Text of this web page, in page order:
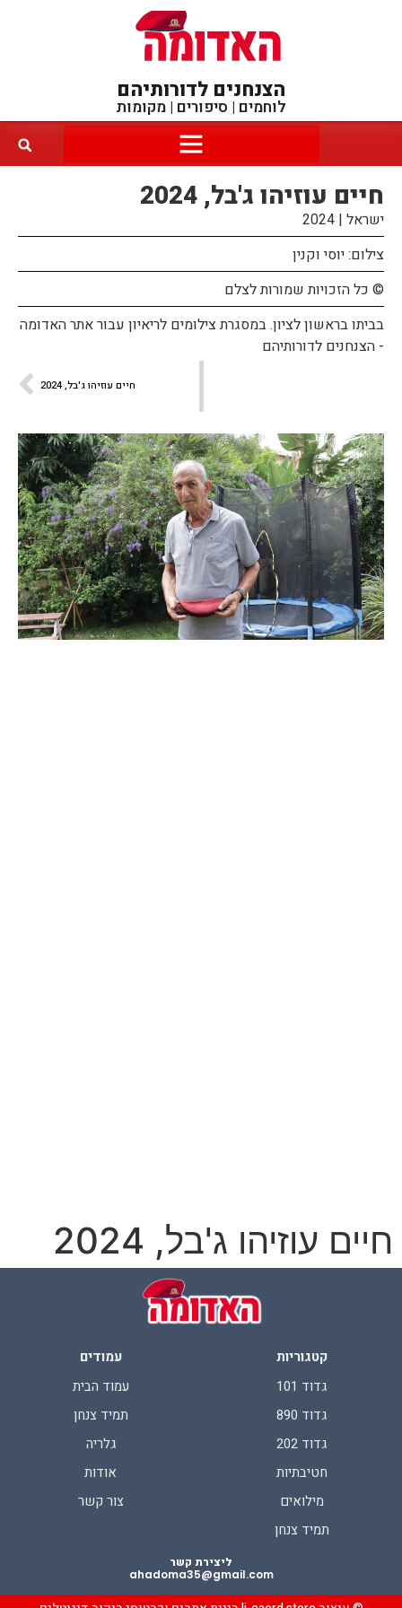
הצנחנים לדורותיהם
לוחמים | סיפורים | מקומות
חיים עוזיהו ג'בל, 2024
ישראל | 2024
צילום: יוסי וקנין
© כל הזכויות שמורות לצלם
בביתו בראשון לציון. במסגרת צילומים לריאיון עבור אתר האדומה
- הצנחנים לדורותיהם
חיים עוזיהו ג'בל, 2024
חיים עוזיהו ג'בל, 2024
קטגוריות
גדוד 101
גדוד 890
גדוד 202
חטיבתיות
מילואים
תמיד צנחן
עמודים
עמוד הבית
תמיד צנחן
גלריה
אודות
צור קשר
ליצירת קשר
ahadoma35@gmail.com